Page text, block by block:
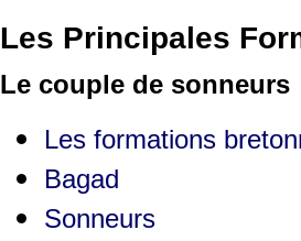
Les Principales
Le couple de sonneurs
Les formations
Bagad
Sonneurs